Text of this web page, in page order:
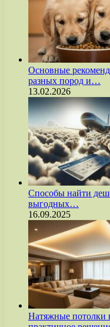
Основные
разных пород и…
13.02.2026
Способы найти
выгодных…
16.09.2025
Натяжные потолки